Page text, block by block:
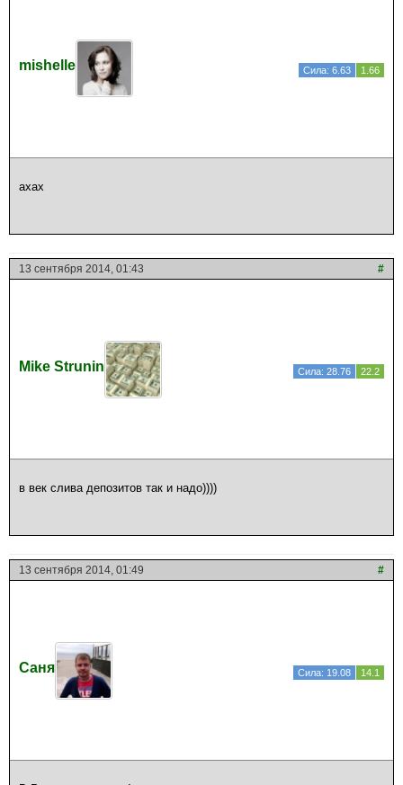
mishelle Сила: 6.63 1.66
ахах
13 сентября 2014, 01:43 #
Mike Strunin Сила: 28.76 22.2
в век слива депозитов так и надо))))
13 сентября 2014, 01:49 #
Саня Сила: 19.08 14.1